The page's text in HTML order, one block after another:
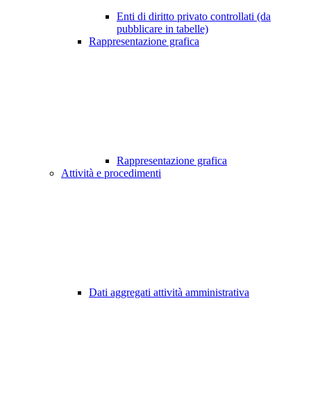
Enti di diritto privato controllati (da
pubblicare in tabelle)
Rappresentazione grafica
Rappresentazione grafica
Attività e procedimenti
Dati aggregati attività amministrativa